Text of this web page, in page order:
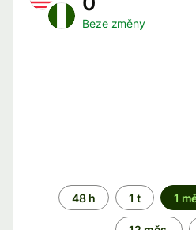
Beze změny
Časové
období
48 h 1 t 1